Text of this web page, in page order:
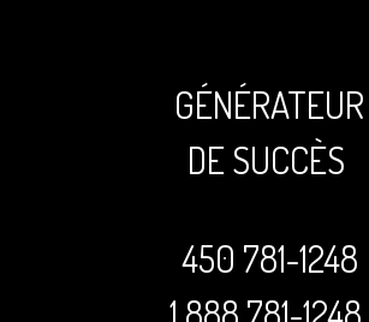
GÉNÉRATEUR
DE SUCCÈS
450 781-1248